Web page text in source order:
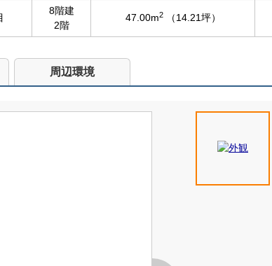
8階建
2階
47.00m2 （14.21坪）
周辺環境